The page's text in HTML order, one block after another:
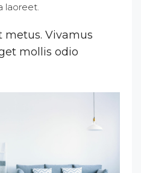
laoreet.
metus. Vivamus
mollis odio